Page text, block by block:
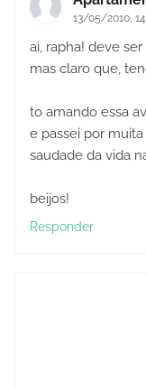
13/05/2010,
ai, rapha! deve
mas claro que,
to amando essa
e passei por
saudade da vida
beijos!
Responder